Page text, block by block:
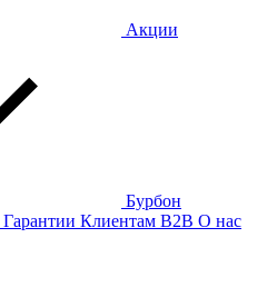
Акции
Бурбон
Гарантии Клиентам B2B О нас